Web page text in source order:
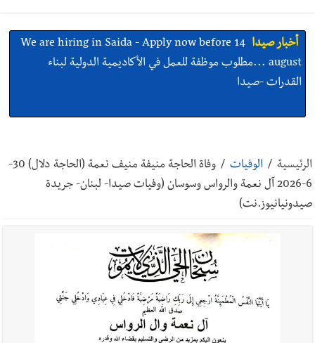
أخبار صيدا We are hiring in Saida - Apply now before 14
august ...مطلوب موظفة للعمل في الأكاديمية الدولية لبناء
القدرات -صيدا
استعراض شامل لمشاريع وتأكيدٌ على حماية القيمة التراثية للمدينة
أخبار صيدا عمر مرجان يطلق أكاديمية نادي الحرية لكرة القدم
الرئيسية / الوفيات /
وفاة الحاجة منيفة منيف نعمة (الحاجة دلال) 30-
6-2026 آل نعمة والرواس وسوسان (وفيات صيدا- لبنان- جريدة
صيدونيانيوز.نت)